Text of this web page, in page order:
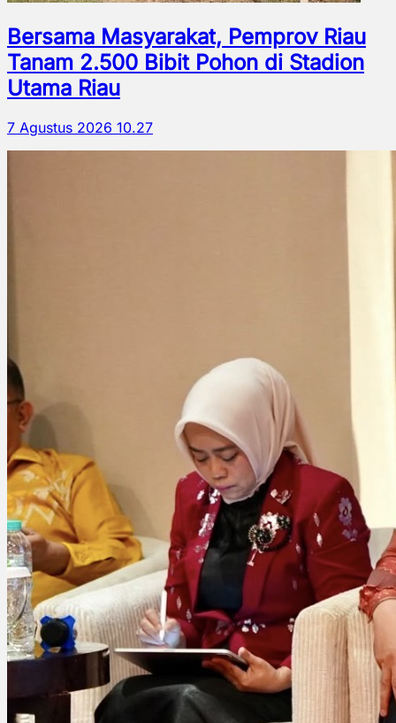
Bersama Masyarakat, Pemprov Riau
Tanam 2.500 Bibit Pohon di Stadion
Utama Riau
7 Agustus 2026 10.27